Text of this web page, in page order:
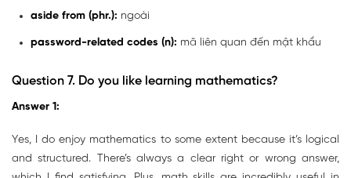
aside from (phr.): ngoài
password-related codes (n): mã liên quan đến mật khẩu
Question 7. Do you like learning mathematics?
Answer 1:
Yes, I do enjoy mathematics to some extent because it’s logical
and structured. There’s always a clear right or wrong answer,